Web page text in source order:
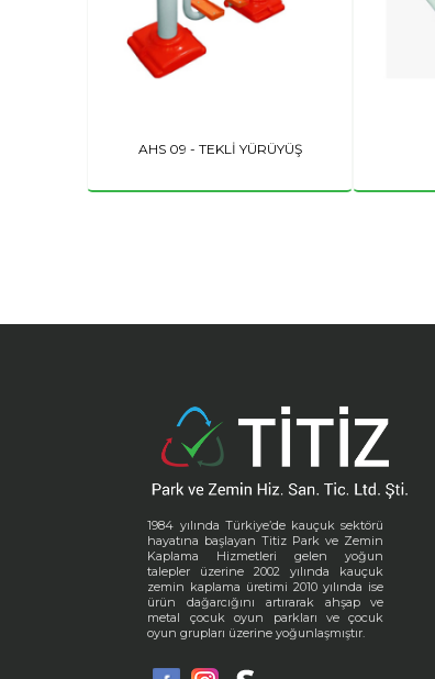
AHS 09 - TEKLİ YÜRÜYÜŞ
1984 yılında Türkiye’de kauçuk sektörü
hayatına başlayan Titiz Park ve Zemin
Kaplama Hizmetleri gelen yoğun
talepler üzerine 2002 yılında kauçuk
zemin kaplama üretimi 2010 yılında ise
ürün dağarcığını artırarak ahşap ve
metal çocuk oyun parkları ve çocuk
oyun grupları üzerine yoğunlaşmıştır.